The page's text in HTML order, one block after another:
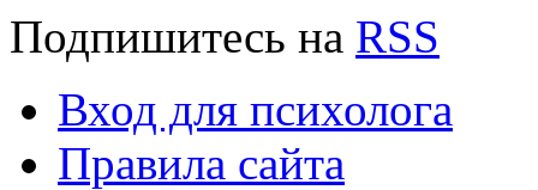
Подпишитесь на RSS
Вход для психолога
Правила сайта